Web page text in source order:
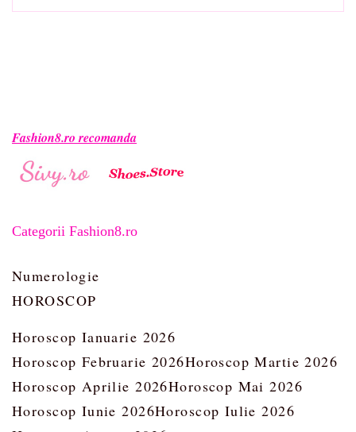
Fashion8.ro recomanda
Categorii Fashion8.ro
Numerologie
HOROSCOP
Horoscop Ianuarie 2026
Horoscop Februarie 2026Horoscop Martie 2026
Horoscop Aprilie 2026Horoscop Mai 2026
Horoscop Iunie 2026Horoscop Iulie 2026